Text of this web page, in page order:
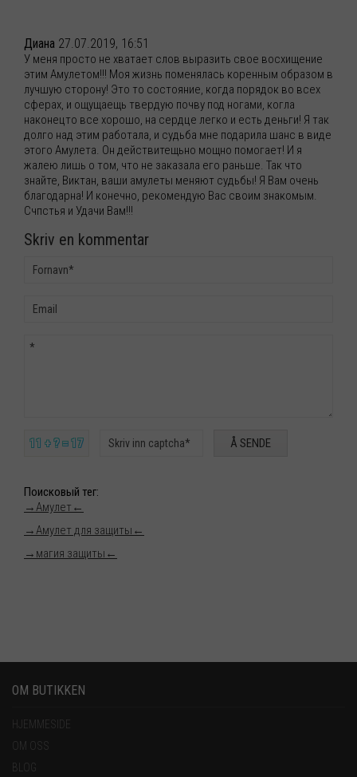
Диана 27.07.2019, 16:51
У меня просто не хватает слов выразить свое восхищение
этим Амулетом!!! Моя жизнь поменялась коренным образом в
лучшую сторону! Это то состояние, когда порядок во всех
сферах, и ощущаещь твердую почву под ногами, когла
наконецто все хорошо, на сердце легко и есть деньги! Я так
долго над этим работала, и судьба мне подарила шанс в виде
этого Амулета. Он действитещьно мощно помогает! И я
жалею лишь о том, что не заказала его раньше. Так что
знайте, Виктан, ваши амулеты меняют судьбы! Я Вам очень
благодарна! И конечно, рекомендую Вас своим знакомым.
Счпстья и Удачи Вам!!!
Skriv en kommentar
11 + ? = 17
Поисковый тег:
→Амулет ←
→Амулет для защиты ←
→ магия защиты ←
OM BUTIKKEN
BLOG